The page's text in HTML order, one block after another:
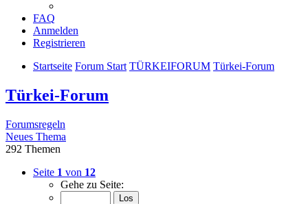
FAQ
Anmelden
Registrieren
Startseite Forum Start TÜRKEIFORUM Türkei-Forum
Türkei-Forum
Forumsregeln
Neues Thema
292 Themen
Seite 1 von 12
Gehe zu Seite: